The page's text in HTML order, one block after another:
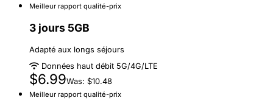
Meilleur rapport qualité-prix
3 jours 5GB
Adapté aux longs séjours
Données haut débit 5G/4G/LTE
$6.99Was: $10.48
Meilleur rapport qualité-prix